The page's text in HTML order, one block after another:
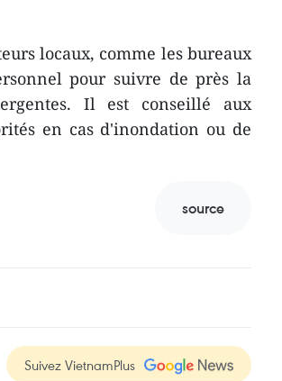
locaux, comme les bureaux
pour suivre de près la
Il est conseillé aux
en cas d'inondation ou de
source
Suivez VietnamPlus